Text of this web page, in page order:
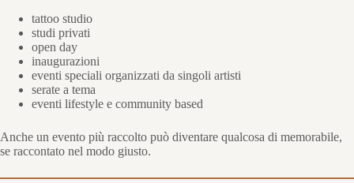
tattoo studio
studi privati
open day
inaugurazioni
eventi speciali organizzati da singoli artisti
serate a tema
eventi lifestyle e community based
Anche un evento più raccolto può diventare qualcosa di memorabile,
se raccontato nel modo giusto.